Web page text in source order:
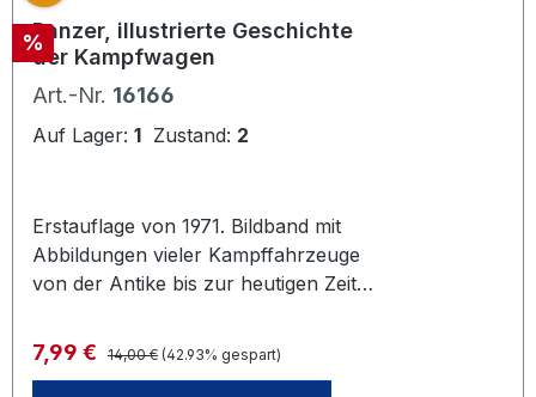
Sicht der damaligen
Durchhaltepropaganda zeigt.
S.L.Mayer u. Massami Tokoi,
Motorbuch Verlag, 1978
Rabatt
%Panzer, illustrierte Geschichte
der Kampfwagen
Art.-Nr. 16166
Auf Lager: 1 Zustand: 2
Erstauflage von 1971. Bildband mit
Abbildungen vieler Kampffahrzeuge
von der Antike bis zur heutigen Zeit.
Demand, Verlag Manfred Pawlak
Herrsching, 174 S.
Verkaufspreis:
7,99 € Regulärer Preis:
14,00 € (42.93% gespart)